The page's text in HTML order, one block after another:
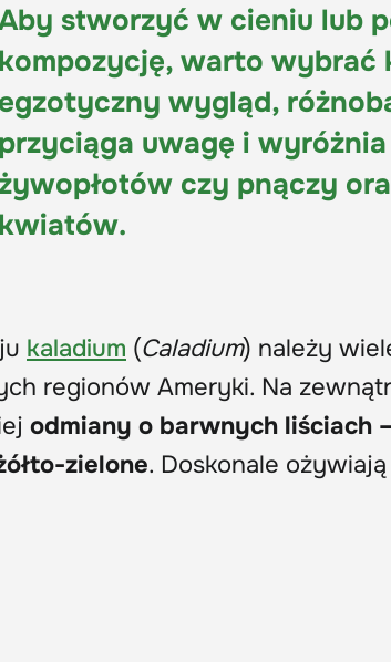
stworzyć w cieniu lub
kompozycję, warto wybrać
egzotyczny wygląd,
przyciąga uwagę i
żywopłotów czy pnączy
kwiatów.
kaladium (Caladium) należy
regionów Ameryki. Na
odmiany o barwnych liściach
zielone. Doskonale